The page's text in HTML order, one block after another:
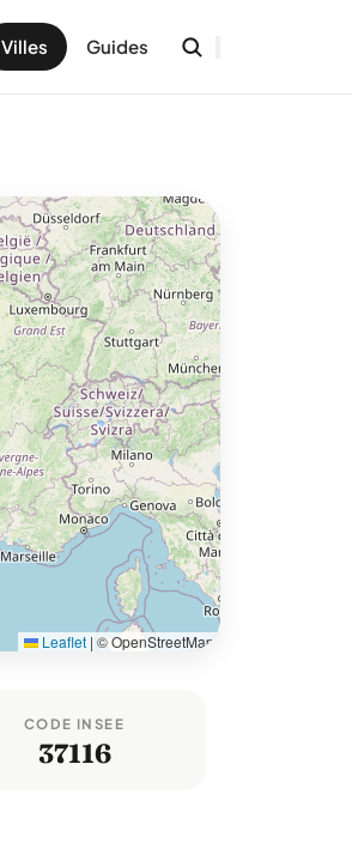
Villes Guides
Leaflet | © OpenStreetMap
CODE INSEE
37116